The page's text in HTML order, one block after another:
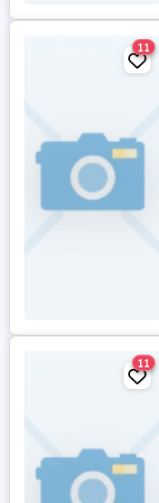
11
11